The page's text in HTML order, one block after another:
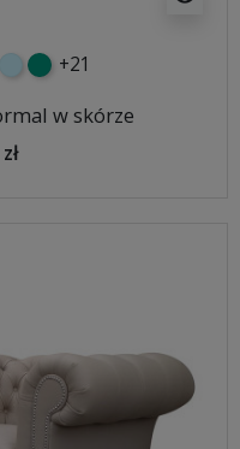
błękitny
turkusowy
+21
w skórze